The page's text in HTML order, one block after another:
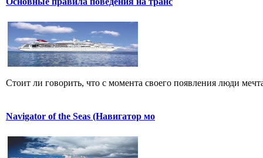
Стоит ли говорить, что с момента своего появления люди
Navigator of the Seas (Навигатор мо